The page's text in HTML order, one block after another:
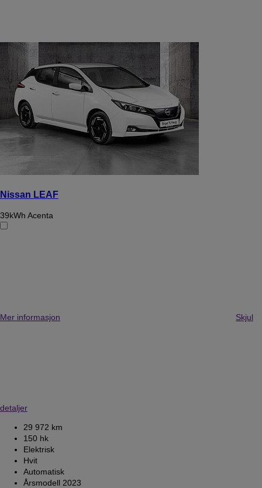
Nissan LEAF
39kWh Acenta
Mer informasjon Skjul
detaljer
29 972 km
150 hk
Elektrisk
Hvit
Automatisk
Årsmodell 2023